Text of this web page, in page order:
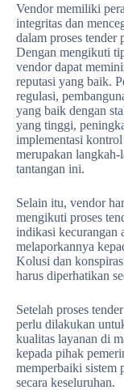
Vendor memiliki
integritas dan
dalam proses tender
Dengan mengikuti
vendor dapat
reputasi yang baik.
regulasi,
yang baik dengan
yang tinggi,
implementasi
merupakan
tantangan ini.
Selain itu, vendor
mengikuti proses
indikasi kecurangan
melaporkannya
Kolusi dan
harus diperhatikan
Setelah proses
perlu dilakukan
kualitas layanan di
kepada pihak
memperbaiki sistem
secara keseluruhan.